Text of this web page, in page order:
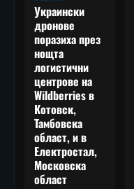
Украински
дронове
поразиха през
нощта
логистични
центрове на
Wildberries в
Котовск,
Тамбовска
област, и в
Електростал,
Московска
област